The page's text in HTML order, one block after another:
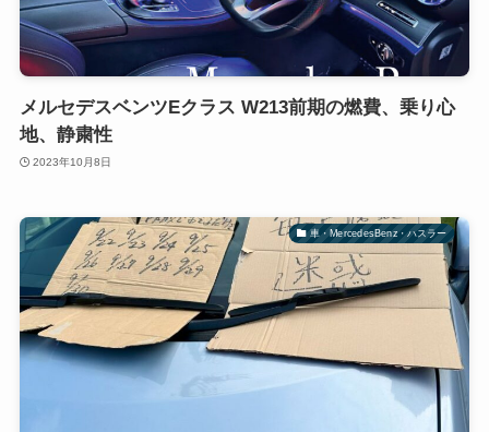
メルセデスベンツEクラス W213前期の燃費、乗り心
地、静粛性
2023年10月8日
車・MercedesBenz・ハスラー